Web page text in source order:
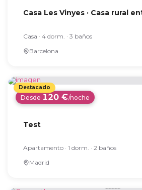
Casa Les Vinyes · Casa rural
Casa · 4 dorm. · 3 baños
Barcelona
Desde 120 €/noche
Test
Apartamento · 1 dorm. · 2 baños
Madrid